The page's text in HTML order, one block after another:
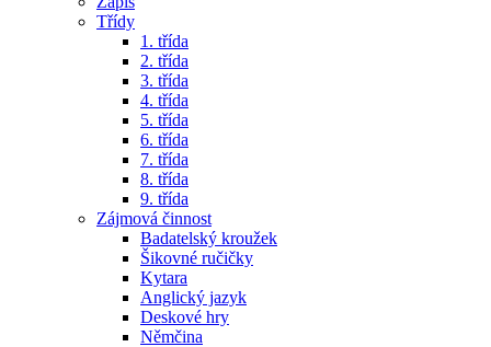
Třídy
1. třída
2. třída
3. třída
4. třída
5. třída
6. třída
7. třída
8. třída
9. třída
Zájmová činnost
Badatelský kroužek
Šikovné ručičky
Kytara
Anglický jazyk
Deskové hry
Němčina